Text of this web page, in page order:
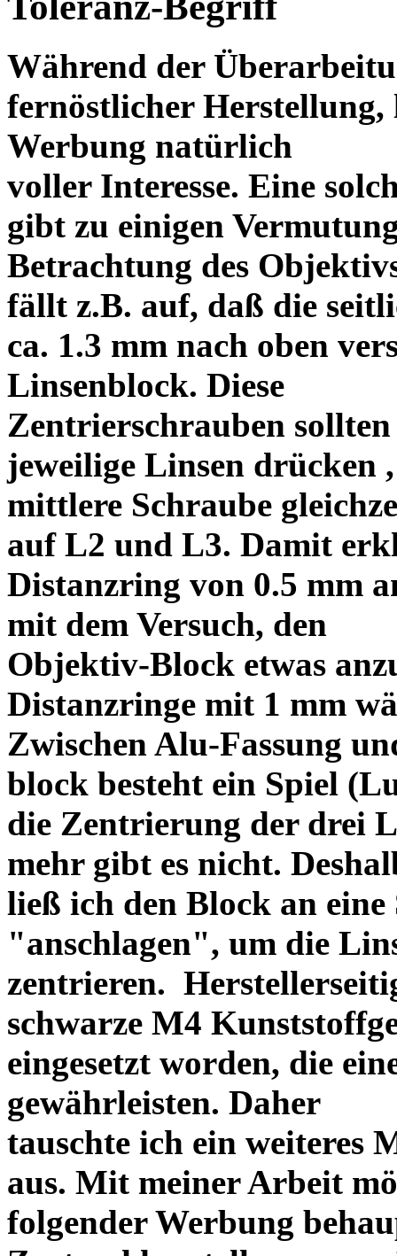
Während der
fernöstlicher Herstellung,
Werbung natürlich
voller Interesse. Eine
gibt zu einigen
Betrachtung des
fällt z.B. auf, daß die
ca. 1.3 mm nach oben
Linsenblock. Diese
Zentrierschrauben
jeweilige Linsen drücken
mittlere Schraube
auf L2 und L3. Damit
Distanzring von 0.5 mm
mit dem Versuch, den
Objektiv-Block etwas
Distanzringe mit 1 mm
Zwischen Alu-Fassung
block besteht ein Spiel
die Zentrierung der drei
mehr gibt es nicht.
ließ ich den Block an eine
"anschlagen", um die
zentrieren.
schwarze M4
eingesetzt worden, die
gewährleisten. Daher
tauschte ich ein weiteres
aus. Mit meiner Arbeit
folgender Werbung